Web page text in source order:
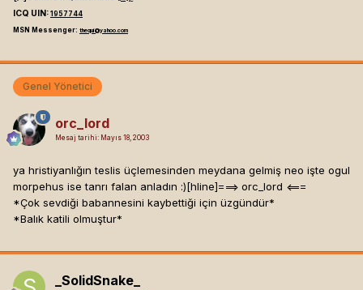
ICQ UIN: 1957744
MSN Messenger: thequi@yahoo.com
Genel Yönetici
orc_lord
Mesaj tarihi: Mayıs 18, 2003
ya hristiyanlığın teslis üçlemesinden meydana gelmiş neo işte ogul
morpehus ise tanrı falan anladın :)[hline]===> orc_lord <===
*Çok sevdiği babannesini kaybettiği için üzgündür*
*Balık katili olmuştur*
_SolidSnake_